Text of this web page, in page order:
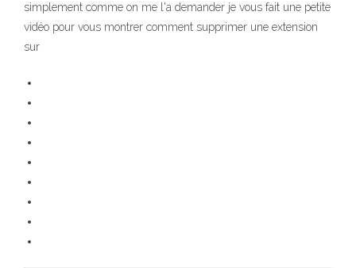
simplement comme on me l'a demander je vous fait une petite
vidéo pour vous montrer comment supprimer une extension
sur